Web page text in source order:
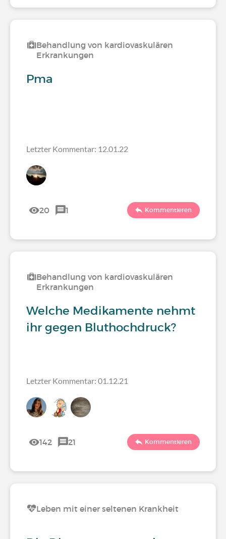
Behandlung von kardiovaskulären
Erkrankungen
Pma
Letzter Kommentar: 12.01.22
20 1 Kommentieren
Behandlung von kardiovaskulären
Erkrankungen
Welche Medikamente nehmt
ihr gegen Bluthochdruck?
Letzter Kommentar: 01.12.21
142 21 Kommentieren
Leben mit einer seltenen Krankheit